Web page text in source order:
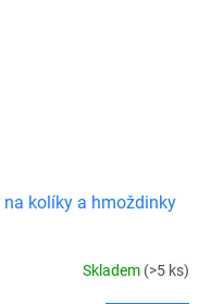
kolíky a hmoždinky
Skladem (>5 ks)